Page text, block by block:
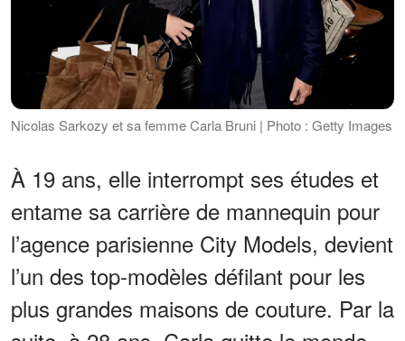
Nicolas Sarkozy et sa femme Carla Bruni | Photo : Getty Images
À 19 ans, elle interrompt ses études et
entame sa carrière de mannequin pour
l’agence parisienne City Models, devient
l’un des top-modèles défilant pour les
plus grandes maisons de couture. Par la